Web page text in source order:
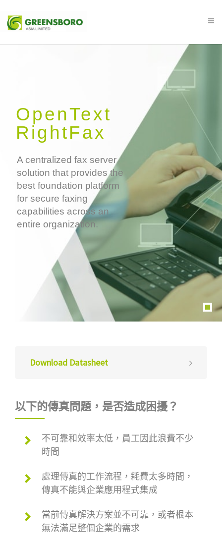
OpenText
RightFax
A centralized fax server
solution that provides the
best foundation platform
for secure faxing
capabilities across an
entire organization.
Download Datasheet
以下的傳真問題，是否造成困擾？
不可靠和效率太低，員工因此浪費不少
時間
處理傳真的工作流程，耗費太多時間，
傳真不能與企業應用程式集成
當前傳真解決方案並不可靠，或者根本
無法滿足整個企業的需求